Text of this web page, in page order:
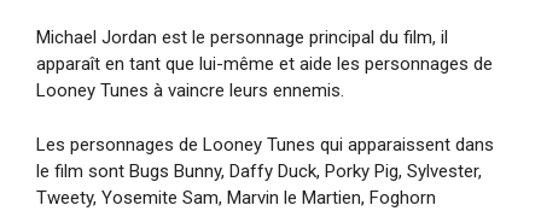
Michael Jordan est le personnage principal du film, il
apparaît en tant que lui-même et aide les personnages de
Looney Tunes à vaincre leurs ennemis.
Les personnages de Looney Tunes qui apparaissent dans
le film sont Bugs Bunny, Daffy Duck, Porky Pig, Sylvester,
Tweety, Yosemite Sam, Marvin le Martien, Foghorn